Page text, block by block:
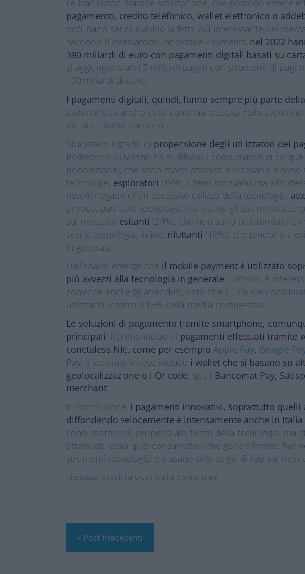
Le transazioni tramite smartphone, che possono essere
pagamento, credito telefonico, wallet elettronico o
occupano senza dubbio la fetta più interessante del
secondo l’Osservatorio Innovative Payments, nel 2022
390 miliardi di euro con pagamenti digitali basati su
si aggiungono altri 7 miliardi pagati con strumenti di
400 miliardi di euro.
I pagamenti digitali, quindi, fanno sempre più parte
testimoniato anche dalla continua crescita dello scontrino
più alti a livello europeo.
Studiando il grado di propensione degli utilizzatori dei
Politecnico di Milano ha suddiviso i consumatori in cinque
popolazione), che sono molto ottimisti e innovativi e
tecnologie; esploratori (19%), utenti innovativi ma allo
risvolti negativi di un eccessivo utilizzo della tecnologia;
preoccupati dalla tecnologia, ma usano gli strumenti
sul mercato; esitanti (24%), che non sono né ottimisti né
con la tecnologia; infine, riluttanti (18%), che tendono a
in generale.
Dall’analisi emerge che il mobile payment è utilizzato
più avvezzi alla tecnologia in generale. Tuttavia, è
convince anche gli attendisti, dato che il 17% dei
utilizzarlo (contro il 15% della media complessiva).
Le soluzioni di pagamento tramite smartphone,
principali: il primo include i pagamenti effettuati tramite
conctaless Nfc, come per esempioApple Pay, Google
Pay; il secondo invece include i wallet che si basano su
geolocalizzazione o i Qr code , quali Bancomat Pay,
merchant.
In conclusione, i pagamenti innovativi, soprattutto quelli
diffondendo velocemente e intensamente anche in Italia
consumatori più propensi all’utilizzo della tecnologia, ma
attendisti, ossia quei consumatori che generalmente
strumenti tecnologici e li usano solo se già diffusi sul
Messaggio pubblicitario con finalità promozionale
« Post Precedenti